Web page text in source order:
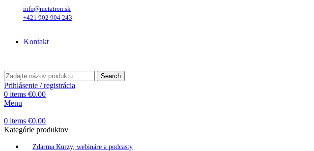
info@metatron.sk
+421 902 904 243
Kontakt
Search
Prihlásenie / registrácia
0 items €0.00
Menu
0 items €0.00
Kategórie produktov
Zdarma Kurzy, webináre a podcasty